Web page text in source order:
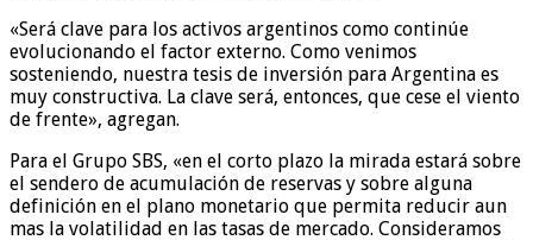
«Será clave para los activos argentinos como continúe
evolucionando el factor externo. Como venimos
sosteniendo, nuestra tesis de inversión para Argentina es
muy constructiva. La clave será, entonces, que cese el viento
de frente», agregan.
Para el Grupo SBS, «en el corto plazo la mirada estará sobre
el sendero de acumulación de reservas y sobre alguna
definición en el plano monetario que permita reducir aun
mas la volatilidad en las tasas de mercado. Consideramos